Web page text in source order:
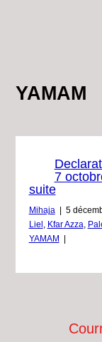
YAMAM
7
suite
Mihaja 5
Liel
Kfar Azza
YAMAM